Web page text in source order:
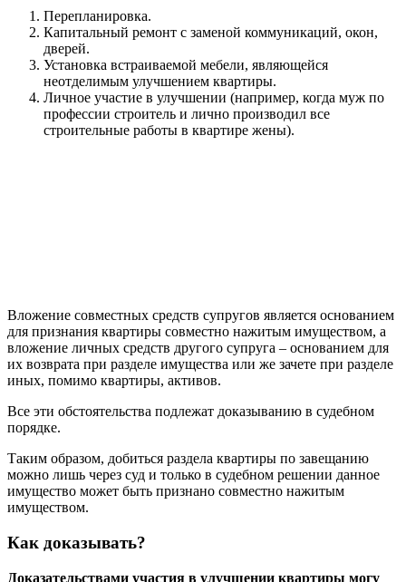
Перепланировка.
Капитальный ремонт с заменой коммуникаций, окон,
дверей.
Установка встраиваемой мебели, являющейся
неотделимым улучшением квартиры.
Личное участие в улучшении (например, когда муж по
профессии строитель и лично производил все
строительные работы в квартире жены).
Вложение совместных средств супругов является основанием
для признания квартиры совместно нажитым имуществом, а
вложение личных средств другого супруга – основанием для
их возврата при разделе имущества или же зачете при разделе
иных, помимо квартиры, активов.
Все эти обстоятельства подлежат доказыванию в судебном
порядке.
Таким образом, добиться раздела квартиры по завещанию
можно лишь через суд и только в судебном решении данное
имущество может быть признано совместно нажитым
имуществом.
Как доказывать?
Доказательствами участия в улучшении квартиры могу